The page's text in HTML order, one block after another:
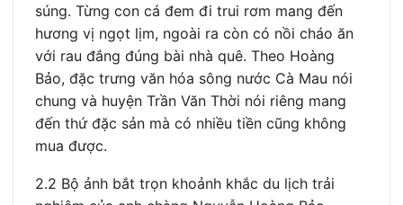
súng. Từng con cá đem đi trui rơm mang đến
hương vị ngọt lịm, ngoài ra còn có nồi cháo ăn
với rau đắng đúng bài nhà quê. Theo Hoàng
Bảo, đặc trưng văn hóa sông nước Cà Mau nói
chung và huyện Trần Văn Thời nói riêng mang
đến thứ đặc sản mà có nhiều tiền cũng không
mua được.
2.2 Bộ ảnh bắt trọn khoảnh khắc du lịch trải